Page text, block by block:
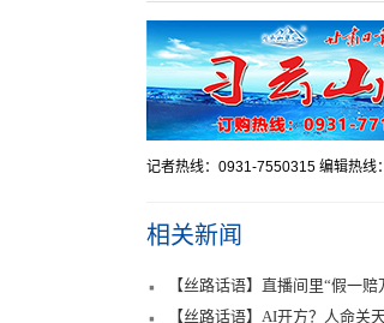
记者热线：0931-7550315 编辑热
相关新闻
【丝路话语】直播间里“假一
【丝路话语】AI开方？人命关